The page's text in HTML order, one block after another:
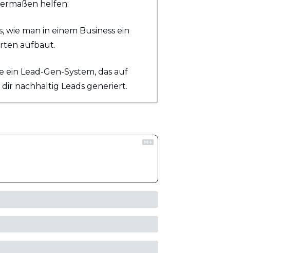
helfen:
wie man in einem Business ein
aufbaut.
ein Lead-Gen-System, das auf
nachhaltig Leads generiert.